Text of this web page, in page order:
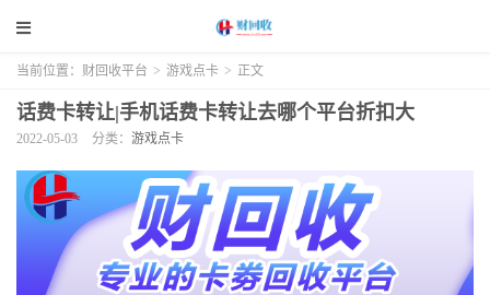
当前位置： 财回收平台 > 游戏点卡 > 正文
话费卡转让|手机话费卡转让去哪个平台折扣大
2022-05-03 分类： 游戏点卡